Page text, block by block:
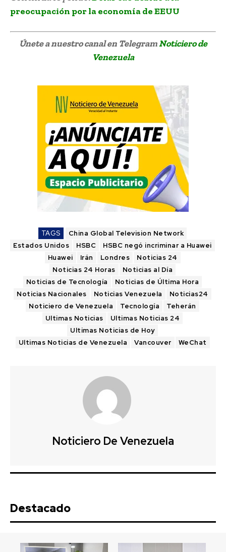
preocupación por la economía de EEUU
Únete a nuestro canal en TelegramNoticiero de
Venezuela
TAGS
China Global Television Network
Estados Unidos
HSBC
HSBC negó incriminar a Huawei
Huawei
Irán Londres
Noticias 24
Noticias 24 Horas
Noticias al Día
Noticias de Tecnología
Noticias de Última Hora
Noticias Nacionales
Noticias Venezuela
Noticias24
Noticiero de Venezuela
Tecnología
Teherán
Ultimas Noticias
Ultimas Noticias 24
Ultimas Noticias de Hoy
Ultimas Noticias de Venezuela
Vancouver WeChat
Noticiero De Venezuela
Destacado